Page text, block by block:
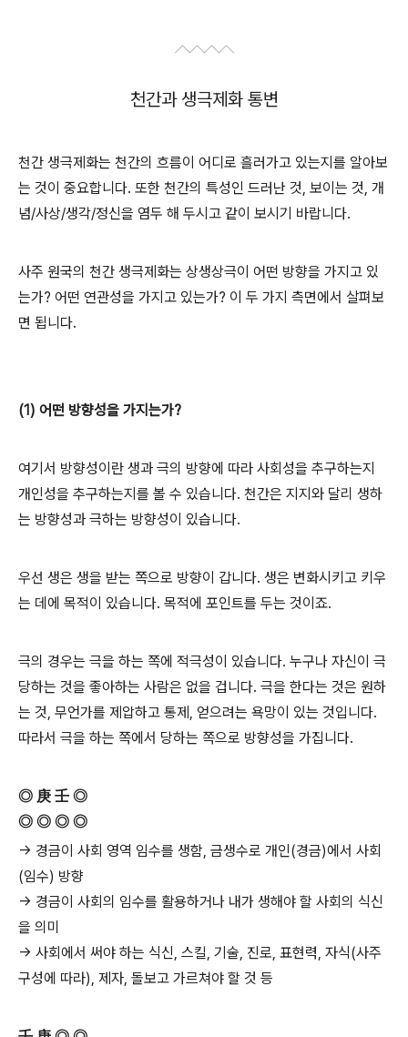
천간과 생극제화 통변
천간 생극제화는 천간의 흐름이 어디로 흘러가고 있는지를 알아보
는 것이 중요합니다. 또한 천간의 특성인 드러난 것, 보이는 것, 개
념/사상/생각/정신을 염두 해 두시고 같이 보시기 바랍니다.
사주 원국의 천간 생극제화는 상생상극이 어떤 방향을 가지고 있
는가? 어떤 연관성을 가지고 있는가? 이 두 가지 측면에서 살펴보
면 됩니다.
(1) 어떤 방향성을 가지는가?
여기서 방향성이란 생과 극의 방향에 따라 사회성을 추구하는지
개인성을 추구하는지를 볼 수 있습니다. 천간은 지지와 달리 생하
는 방향성과 극하는 방향성이 있습니다.
우선 생은 생을 받는 쪽으로 방향이 갑니다. 생은 변화시키고 키우
는 데에 목적이 있습니다. 목적에 포인트를 두는 것이죠.
극의 경우는 극을 하는 쪽에 적극성이 있습니다. 누구나 자신이 극
당하는 것을 좋아하는 사람은 없을 겁니다. 극을 한다는 것은 원하
는 것, 무언가를 제압하고 통제, 얻으려는 욕망이 있는 것입니다.
따라서 극을 하는 쪽에서 당하는 쪽으로 방향성을 가집니다.
◎ 庚 壬 ◎
◎ ◎ ◎ ◎
→ 경금이 사회 영역 임수를 생함, 금생수로 개인(경금)에서 사회
(임수) 방향
→ 경금이 사회의 임수를 활용하거나 내가 생해야 할 사회의 식신
을 의미
→ 사회에서 써야 하는 식신, 스킬, 기술, 진로, 표현력, 자식(사주
구성에 따라), 제자, 돌보고 가르쳐야 할 것 등